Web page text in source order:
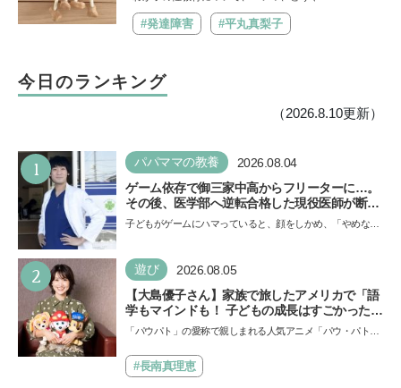
聞いた】
#発達障害 #平丸真梨子
今日のランキング
（2026.8.10更新）
1 パパママの教養 2026.08.04
ゲーム依存で御三家中高からフリーターに…。
その後、医学部へ逆転合格した現役医師が断言
「ゲームの経験が受験勉強に役立った」そう考
子どもがゲームにハマっていると、顔をしかめ、「やめなさ
い…
2 遊び 2026.08.05
【大島優子さん】家族で旅したアメリカで「語
学もマインドも！ 子どもの成長はすごかった」
声優をつとめた映画『パウ・パトロール ザ・ダ
できると子どもに知ってほしい
「パウパト」の愛称で親しまれる人気アニメ「パウ・パトロ
ザ…
#長南真理恵